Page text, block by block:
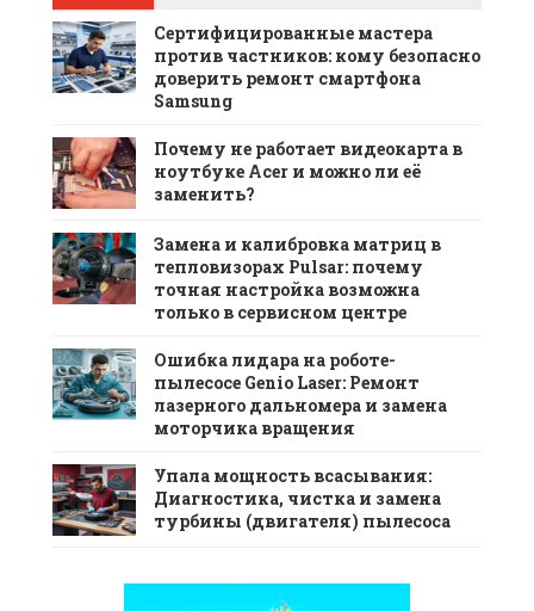
Сертифицированные мастера
против частников: кому безопасно
доверить ремонт смартфона
Samsung
Почему не работает видеокарта в
ноутбуке Acer и можно ли её
заменить?
Замена и калибровка матриц в
тепловизорах Pulsar: почему
точная настройка возможна
только в сервисном центре
Ошибка лидара на роботе-
пылесосе Genio Laser: Ремонт
лазерного дальномера и замена
моторчика вращения
Упала мощность всасывания:
Диагностика, чистка и замена
турбины (двигателя) пылесоса